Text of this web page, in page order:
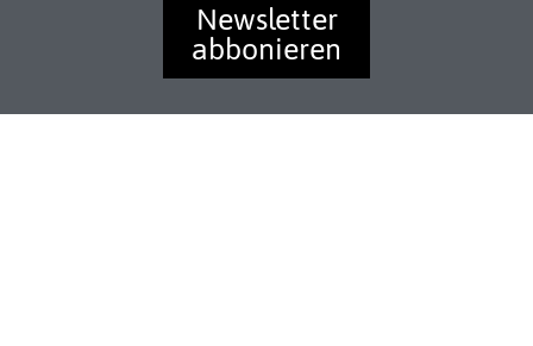
Newsletter
abbonieren